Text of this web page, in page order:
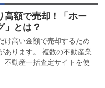
高額で売却！「ホー
」とは？
け高い金額で売却するため
あります。 複数の不動産業
不動産一括査定サイトを使